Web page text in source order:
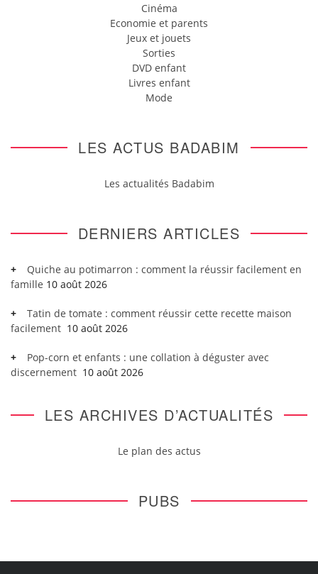
Cinéma
Economie et parents
Jeux et jouets
Sorties
DVD enfant
Livres enfant
Mode
LES ACTUS BADABIM
Les actualités Badabim
DERNIERS ARTICLES
Quiche au potimarron : comment la réussir facilement en
famille 10 août 2026
Tatin de tomate : comment réussir cette recette maison
facilement 10 août 2026
Pop-corn et enfants : une collation à déguster avec
discernement 10 août 2026
LES ARCHIVES D’ACTUALITÉS
Le plan des actus
PUBS